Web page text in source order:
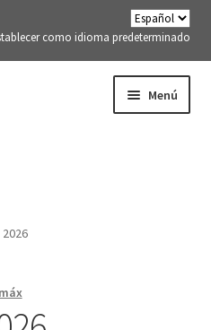
como idioma predeterminado
Menú
máx